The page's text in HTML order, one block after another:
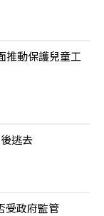
推動保護兒童工
逃去
受政府監管